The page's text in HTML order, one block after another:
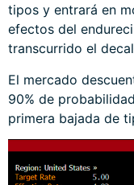
tipos y entrará en
efectos del
transcurrido el
El mercado
90% de
primera bajada de